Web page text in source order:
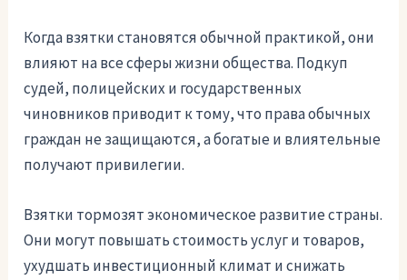
Когда взятки становятся обычной практикой, они
влияют на все сферы жизни общества. Подкуп
судей, полицейских и государственных
чиновников приводит к тому, что права обычных
граждан не защищаются, а богатые и влиятельные
получают привилегии.
Взятки тормозят экономическое развитие страны.
Они могут повышать стоимость услуг и товаров,
ухудшать инвестиционный климат и снижать